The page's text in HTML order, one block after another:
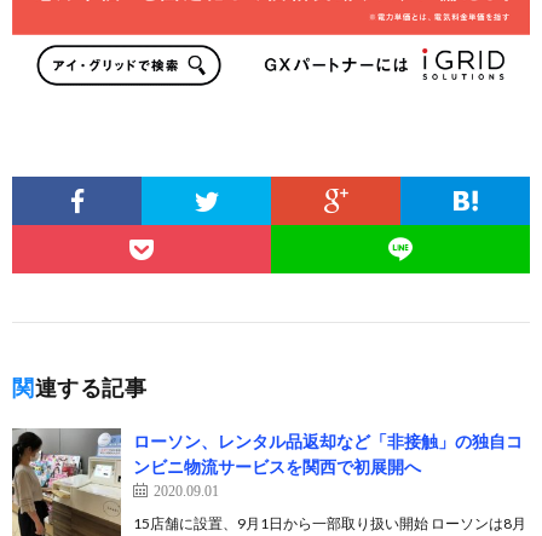
関連する記事
ローソン、レンタル品返却など「非接触」の独自コ
ンビニ物流サービスを関西で初展開へ
2020.09.01
15店舗に設置、9月1日から一部取り扱い開始 ローソンは8月